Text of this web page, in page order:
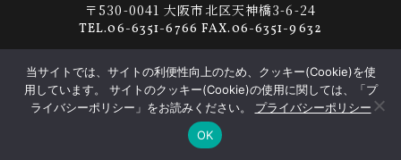
〒530-0041 大阪市北区天神橋3-6-24
TEL.06-6351-6766 FAX.06-6351-9632
プライバシーポリシー サプライヤー行動規範
MITSUWA FRONTECH
当サイトでは、サイトの利便性向上のため、クッキー(Cookie)を使
用しています。 サイトのクッキー(Cookie)の使用に関しては、「プ
ライバシーポリシー」をお読みください。 プライバシーポリシー
OK